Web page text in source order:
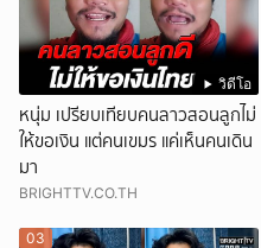
วิดีโอ
หนุ่ม เปรียบเทียบคนลาวสอนลูกไม่
ให้ขอเงิน แต่คนเขมร แค่เห็นคนเดิน
มา
BRIGHTTV.CO.TH
03